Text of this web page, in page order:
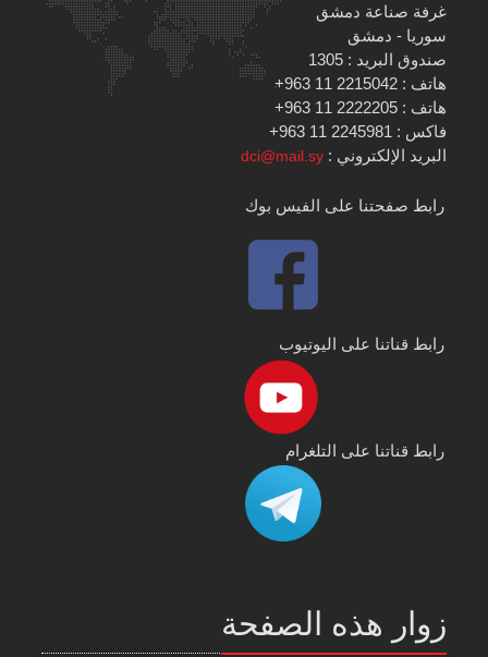
غرفة صناعة دمشق
سوريا - دمشق
صندوق البريد : 1305
هاتف : 2215042 11 963+
هاتف : 2222205 11 963+
فاكس : 2245981 11 963+
البريد الإلكتروني :dci@mail.sy
رابط صفحتنا على الفيس بوك
رابط قناتنا على اليوتيوب
رابط قناتنا على التلغرام
زوار هذه الصفحة